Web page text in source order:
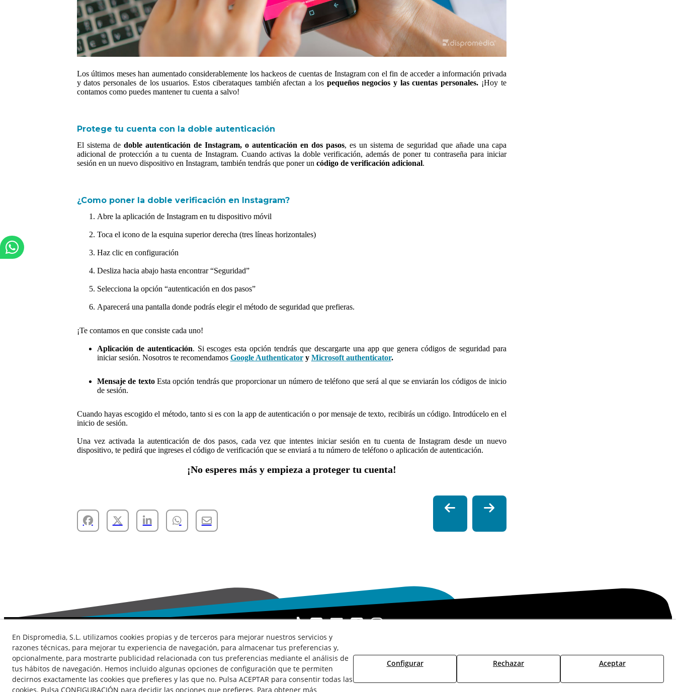
Los últimos meses han aumentado considerablemente los hackeos de cuentas de Instagram con el fin de acceder a información privada
y datos personales de los usuarios. Estos ciberataques también afectan a los pequeños negocios y las cuentas personales. ¡Hoy te
contamos como puedes mantener tu cuenta a salvo!
Protege tu cuenta con la doble autenticación
El sistema de doble autenticación de Instagram, o autenticación en dos pasos, es un sistema de seguridad que añade una capa
adicional de protección a tu cuenta de Instagram. Cuando activas la doble verificación, además de poner tu contraseña para iniciar
sesión en un nuevo dispositivo en Instagram, también tendrás que poner un código de verificación adicional.
¿Como poner la doble verificación en Instagram?
Abre la aplicación de Instagram en tu dispositivo móvil
Toca el icono de la esquina superior derecha (tres líneas horizontales)
Haz clic en configuración
Desliza hacia abajo hasta encontrar “Seguridad”
Selecciona la opción “autenticación en dos pasos”
Aparecerá una pantalla donde podrás elegir el método de seguridad que prefieras.
¡Te contamos en que consiste cada uno!
Aplicación de autenticación. Si escoges esta opción tendrás que descargarte una app que genera códigos de seguridad para
iniciar sesión. Nosotros te recomendamos Google Authenticatory Microsoft authenticator.
Mensaje de textoEsta opción tendrás que proporcionar un número de teléfono que será al que se enviarán los códigos de inicio
de sesión.
Cuando hayas escogido el método, tanto si es con la app de autenticación o por mensaje de texto, recibirás un código. Introdúcelo en el
inicio de sesión.
Una vez activada la autenticación de dos pasos, cada vez que intentes iniciar sesión en tu cuenta de Instagram desde un nuevo
dispositivo, te pedirá que ingreses el código de verificación que se enviará a tu número de teléfono o aplicación de autenticación.
¡No esperes más y empieza a proteger tu cuenta!
Contacto Actualidad Privacidad Cookies Aviso Legal Términos y Condiciones de Uso
Lunes a Viernes: de8:00 h
En Dispromedia, S.L. utilizamos cookies propias y de terceros para mejorar nuestros servicios y
razones técnicas, para mejorar tu experiencia de navegación, para almacenar tus preferencias y,
opcionalmente, para mostrarte publicidad relacionada con tus preferencias mediante el análisis de
tus hábitos de navegación. Hemos incluido algunas opciones de configuración que te permiten
decirnos exactamente las cookies que prefieres y las que no. Pulsa ACEPTAR para consentir todas las
cookies. Pulsa CONFIGURACIÓN para decidir las opciones que prefieres. Para obtener más
Configurar Rechazar Aceptar